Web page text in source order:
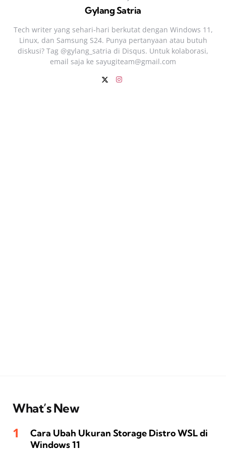
Gylang Satria
Tech writer yang sehari‑hari berkutat dengan Windows 11,
Linux, dan Samsung S24. Punya pertanyaan atau butuh
diskusi? Tag @gylang_satria di Disqus. Untuk kolaborasi,
email saja ke sayugiteam@gmail.com
What’s New
Cara Ubah Ukuran Storage Distro WSL di
Windows 11